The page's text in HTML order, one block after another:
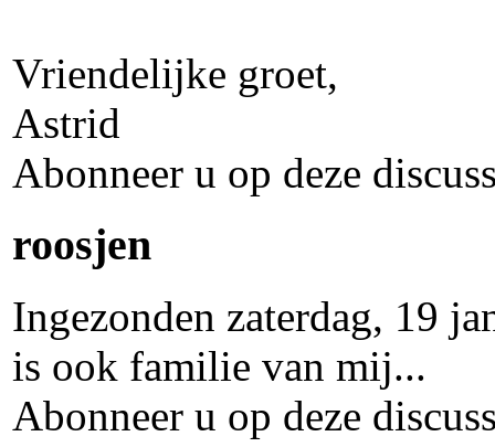
Vriendelijke groet,
Astrid
Abonneer u op deze
roosjen
Ingezonden zaterdag, 19
is ook familie van mij...
Abonneer u op deze